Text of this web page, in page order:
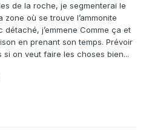
de la roche, je segmenterai le
où se trouve l’ammonite
j’emmene Comme ça et
en prenant son temps. Prévoir
on veut faire les choses bien...